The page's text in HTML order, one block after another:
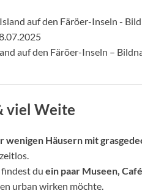
auf den Färöer-Inseln –
viel Weite
wenigen Häusern mit
findest du ein paar Museen,
urban wirken möchte.